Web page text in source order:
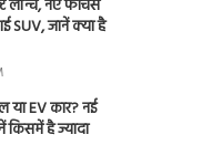
लॉन्च, नए फीचर्स
SUV, जानें क्या है
EV कार? नई
किसमें है ज्यादा